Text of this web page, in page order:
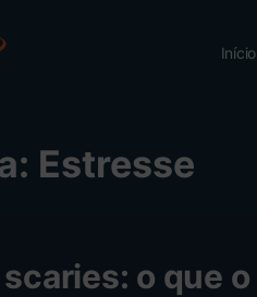
Início
Estresse
o que o